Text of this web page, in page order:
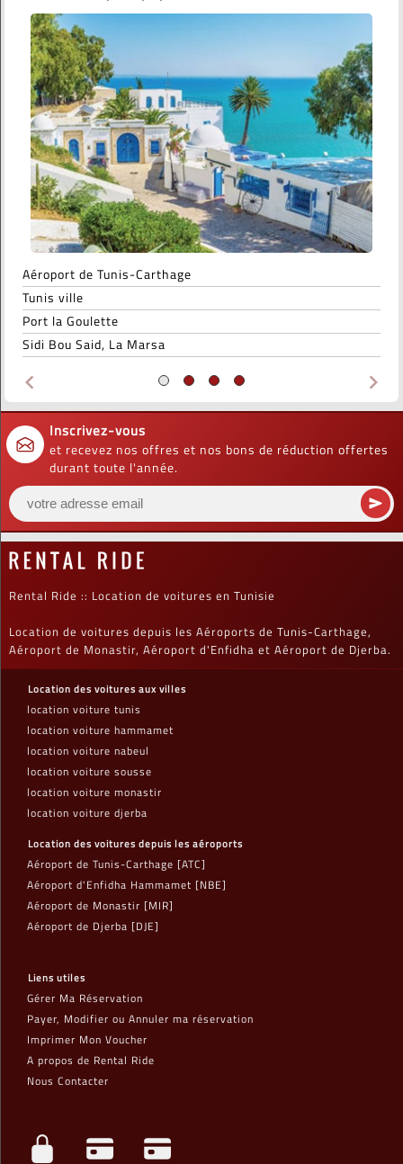
Aéroport de Tunis-Carthage
Tunis ville
Port la Goulette
Sidi Bou Said, La Marsa
keyboard_arrow_left keyboard_arrow_right
Inscrivez-vous
et recevez nos offres et nos bons de réduction offertes
durant toute l'année.
Rental Ride :: Location de voitures en Tunisie
Location de voitures depuis les Aéroports de Tunis-Carthage,
Aéroport de Monastir, Aéroport d'Enfidha et Aéroport de Djerba.
Location des voitures aux villes
location voiture tunis
location voiture hammamet
location voiture nabeul
location voiture sousse
location voiture monastir
location voiture djerba
Location des voitures depuis les aéroports
Aéroport de Tunis-Carthage [ATC]
Aéroport d'Enfidha Hammamet [NBE]
Aéroport de Monastir [MIR]
Aéroport de Djerba [DJE]
Liens utiles
Gérer Ma Réservation
Payer, Modifier ou Annuler ma réservation
Imprimer Mon Voucher
A propos de Rental Ride
Nous Contacter